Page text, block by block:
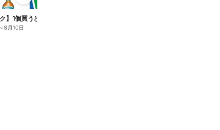
ク】1個買うと1個もらえる/麦茶
～8月10日